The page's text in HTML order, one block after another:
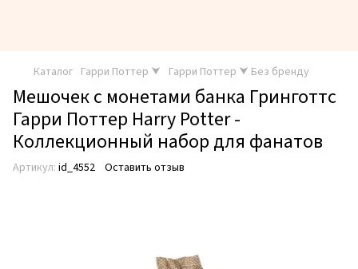
Каталог Гарри Поттер ⮟ Гарри Поттер ⮟ Без бренду
Мешочек с монетами банка Гринготтс
Гарри Поттер Harry Potter -
Коллекционный набор для фанатов
Артикул: id_4552 Оставить отзыв